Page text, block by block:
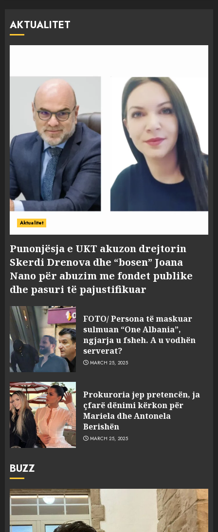
AKTUALITET
Aktualitet
Punonjësja e UKT akuzon drejtorin
Skerdi Drenova dhe “bosen” Joana
Nano për abuzim me fondet publike
dhe pasuri të pajustifikuar
FOTO/ Persona të maskuar
sulmuan “One Albania”,
ngjarja u fsheh. A u vodhën
serverat?
MARCH 25, 2025
Prokuroria jep pretencën, ja
çfarë dënimi kërkon për
Mariela dhe Antonela
Berishën
MARCH 25, 2025
BUZZ